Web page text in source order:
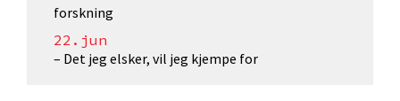
forskning
22.jun
– Det jeg elsker, vil jeg kjempe for